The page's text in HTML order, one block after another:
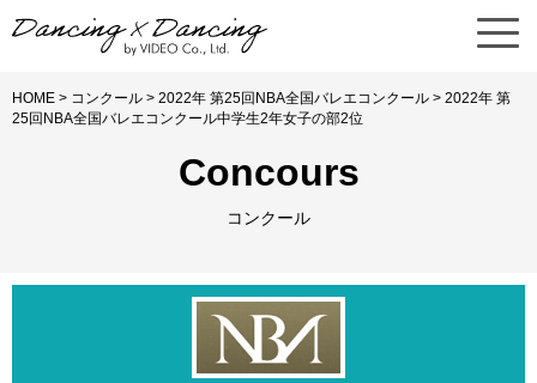
HOME > コンクール > 2022年 第25回NBA全国バレエコンクール > 2022年 第
25回NBA全国バレエコンクール中学生2年女子の部2位
Concours
コンクール